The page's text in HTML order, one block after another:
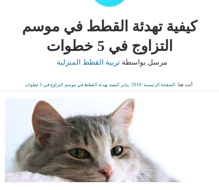
كيفية تهدئة القطط في موسم
التزاوج في 5 خطوات
مرسل بواسطة تربية القطط المنزلية
أنت هنا: الصفحة الرئيسية/
2018
/ يناير /كيفية تهدئة القطط في موسم التزاوج في 5 خطوات